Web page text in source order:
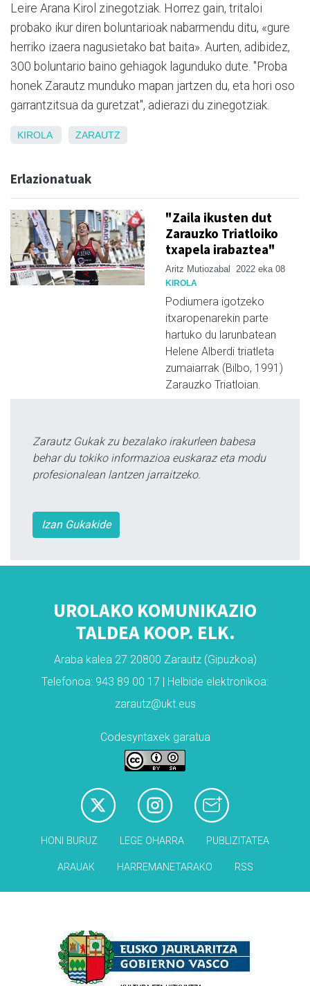
Leire Arana Kirol zinegotziak. Horrez gain, tritaloi
probako ikur diren boluntarioak nabarmendu ditu, «gure
herriko izaera nagusietako bat baita». Aurten, adibidez,
300 boluntario baino gehiagok lagunduko dute. "Proba
honek Zarautz munduko mapan jartzen du, eta hori oso
garrantzitsua da guretzat", adierazi du zinegotziak.
KIROLA ZARAUTZ
Erlazionatuak
"Zaila ikusten dut
Zarauzko Triatloiko
txapela irabaztea"
Aritz Mutiozabal 2022 eka 08
KIROLA
Podiumera igotzeko
itxaropenarekin parte
hartuko du larunbatean
Helene Alberdi triatleta
zumaiarrak (Bilbo, 1991)
Zarauzko Triatloian.
Zarautz Gukak zu bezalako irakurleen babesa
behar du tokiko informazioa euskaraz eta modu
profesionalean lantzen jarraitzeko.
Izan Gukakide
UROLAKO KOMUNIKAZIO
TALDEA KOOP. ELK.
Araba kalea 27 20800 Zarautz (Gipuzkoa)
Telefonoa: 943 89 00 17 | Helbide elektronikoa:
zarautz@ukt.eus
Codesyntaxek garatua
HONI BURUZ LEGE OHARRA PUBLIZITATEA
ARAUAK HARREMANETARAKO RSS